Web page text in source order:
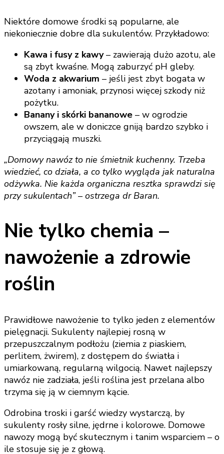
Niektóre domowe środki są popularne, ale
niekoniecznie dobre dla sukulentów. Przykładowo:
Kawa i fusy z kawy– zawierają dużo azotu, ale
są zbyt kwaśne. Mogą zaburzyć pH gleby.
Woda z akwarium – jeśli jest zbyt bogata w
azotany i amoniak, przynosi więcej szkody niż
pożytku.
Banany i skórki bananowe – w ogrodzie
owszem, ale w doniczce gniją bardzo szybko i
przyciągają muszki.
„Domowy nawóz to nie śmietnik kuchenny. Trzeba
wiedzieć, co działa, a co tylko wygląda jak naturalna
odżywka. Nie każda organiczna resztka sprawdzi się
przy sukulentach” – ostrzega dr Baran.
Nie tylko chemia –
nawożenie a zdrowie
roślin
Prawidłowe nawożenie to tylko jeden z elementów
pielęgnacji. Sukulenty najlepiej rosną w
przepuszczalnym podłożu (ziemia z piaskiem,
perlitem, żwirem), z dostępem do światła i
umiarkowaną, regularną wilgocią. Nawet najlepszy
nawóz nie zadziała, jeśli roślina jest przelana albo
trzyma się ją w ciemnym kącie.
Odrobina troski i garść wiedzy wystarczą, by
sukulenty rosły silne, jędrne i kolorowe. Domowe
nawozy mogą być skutecznym i tanim wsparciem – o
ile stosuje się je z głową.